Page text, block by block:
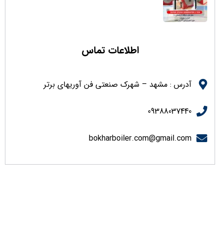
اطلاعات تماس
آدرس : مشهد – شهرک صنعتی فن آوریهای برتر
09388037440
bokharboiler.com@gmail.com